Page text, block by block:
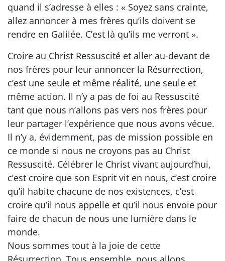
quand il s’adresse à elles : « Soyez sans crainte,
allez annoncer à mes frères qu’ils doivent se
rendre en Galilée. C’est là qu’ils me verront ».
Croire au Christ Ressuscité et aller au-devant de
nos frères pour leur annoncer la Résurrection,
c’est une seule et même réalité, une seule et
même action. Il n’y a pas de foi au Ressuscité
tant que nous n’allons pas vers nos frères pour
leur partager l’expérience que nous avons vécue.
Il n’y a, évidemment, pas de mission possible en
ce monde si nous ne croyons pas au Christ
Ressuscité. Célébrer le Christ vivant aujourd’hui,
c’est croire que son Esprit vit en nous, c’est croire
qu’il habite chacune de nos existences, c’est
croire qu’il nous appelle et qu’il nous envoie pour
faire de chacun de nous une lumière dans le
monde.
Nous sommes tout à la joie de cette